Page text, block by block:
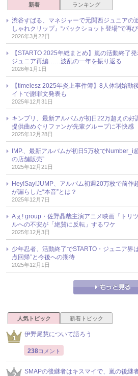
新着 ランキング
渋谷すばる、マネジャーで元関西ジュニアの
しゃれクリップ』“バックショット登場”で再
2026年3月22日
【STARTO 2025年総まとめ】嵐の活動終了
ジュニア再編……波乱の一年を振り返る
2026年1月1日
【timelesz 2025年炎上事件簿】8人体制始
イトで謝罪文発表も
2025年12月31日
キンプリ、最新アルバムが初日22万超えの
提供曲めぐりファンが先輩グループに不快感
2025年12月28日
IMP.、最新アルバムが初日5万枚で
の店舗販売”
2025年12月21日
Hey!Say!JUMP、アルバム初週20万枚で前
が漏らした“本音”とは？
2025年12月7日
Aぇ! group・佐野晶哉主演アニメ映画『トリ
ルへの不安が「絶賛に反転」するワケ
2025年12月3日
少年忍者、活動終了でSTARTO・ジュニア界
点回帰”と今後への期待
2025年12月1日
人気トピック 新着トピック
伊野尾慧について語ろう
238コメント
SMAPの後継者はキスマイで、嵐の後継